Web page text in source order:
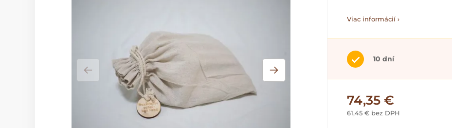
Viac informácií ›
10 dní
74,35 €
61,45 € bez DPH